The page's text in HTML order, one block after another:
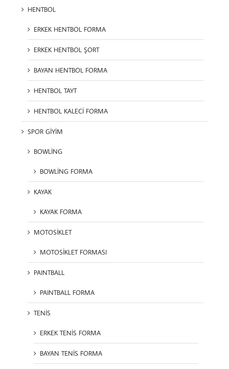
HENTBOL
ERKEK HENTBOL FORMA
ERKEK HENTBOL ŞORT
BAYAN HENTBOL FORMA
HENTBOL TAYT
HENTBOL KALECİ FORMA
SPOR GİYİM
BOWLİNG
BOWLİNG FORMA
KAYAK
KAYAK FORMA
MOTOSİKLET
MOTOSİKLET FORMASI
PAINTBALL
PAINTBALL FORMA
TENİS
ERKEK TENİS FORMA
BAYAN TENİS FORMA